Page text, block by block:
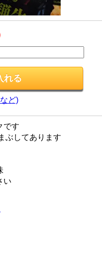
ど)
です
ぶしてあります
い